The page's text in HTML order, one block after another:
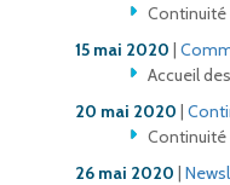
Continuité
15 mai 2020 |
Accueil
20 mai 2020 |
Continuité
26 mai 2020 |